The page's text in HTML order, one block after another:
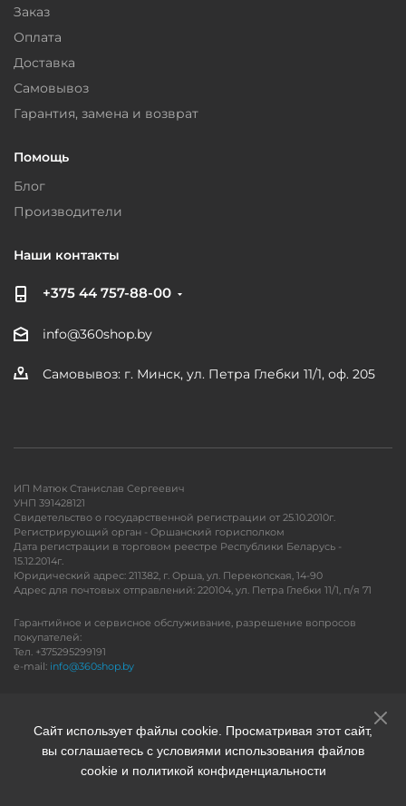
Заказ
Оплата
Доставка
Самовывоз
Гарантия, замена и возврат
Помощь
Блог
Производители
Наши контакты
+375 44 757-88-00
info@360shop.by
Самовывоз: г. Минск, ул. Петра Глебки 11/1, оф. 205
ИП Матюк Станислав Сергеевич
УНП 391428121
Свидетельство о государственной регистрации от 25.10.2010г.
Регистрирующий орган - Оршанский горисполком
Дата регистрации в торговом реестре Республики Беларусь -
15.12.2014г.
Юридический адрес: 211382, г. Орша, ул. Перекопская, 14-90
Адрес для почтовых отправлений: 220104, ул. Петра Глебки 11/1, п/я 71
Гарантийное и сервисное обслуживание, разрешение вопросов
покупателей:
Тел. +375295299191
e-mail: info@360shop.by
Сайт использует файлы cookie. Просматривая этот сайт,
вы соглашаетесь с условиями использования файлов
cookie и политикой конфиденциальности